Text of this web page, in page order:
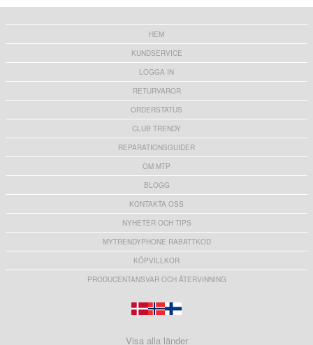
HEM
KUNDSERVICE
LOGGA IN
RETURVAROR
ORDERSTATUS
CLUB TRENDY
REPARATIONSGUIDER
OM MTP
BLOGG
KONTAKTA OSS
NYHETER OCH TIPS
MYTRENDYPHONE RABATTKOD
KÖPVILLKOR
PRODUCENTANSVAR OCH ÅTERVINNING
Visa alla länder